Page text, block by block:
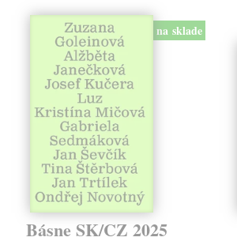
na sklade
Básne SK/CZ 2025